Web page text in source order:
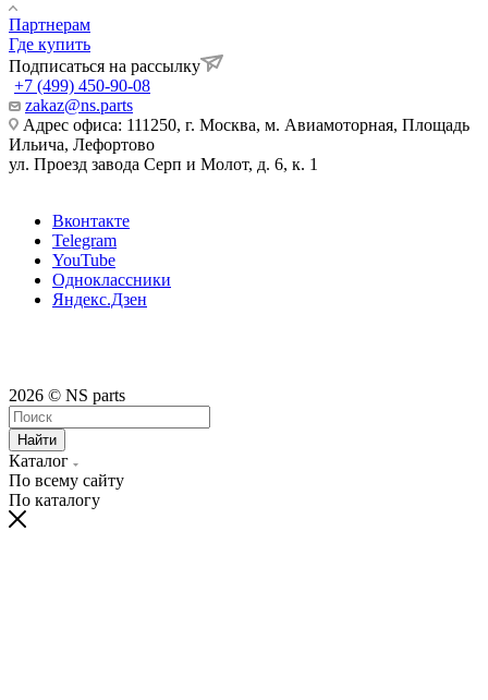
Партнерам
Где купить
Подписаться на рассылку
+7 (499) 450-90-08
zakaz@ns.parts
Адрес офиса: 111250, г. Москва, м. Авиамоторная, Площадь
Ильича, Лефортово
ул. Проезд завода Серп и Молот, д. 6, к. 1
Вконтакте
Telegram
YouTube
Одноклассники
Яндекс.Дзен
2026 © NS parts
Найти
Каталог
По всему сайту
По каталогу